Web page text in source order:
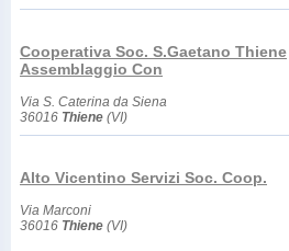
Cooperativa Soc. S.Gaetano Thiene
Assemblaggio Con
Via S. Caterina da Siena
36016 Thiene (VI)
Alto Vicentino Servizi Soc. Coop.
Via Marconi
36016 Thiene (VI)